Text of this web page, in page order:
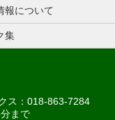
報について
集
ス：018-863-7284
まで